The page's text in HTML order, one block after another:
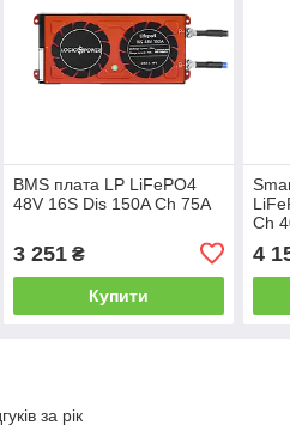
BMS плата LP LiFePO4
48V 16S Dis 150A Ch 75A
3 251₴
Купити
Ch
4
за рік